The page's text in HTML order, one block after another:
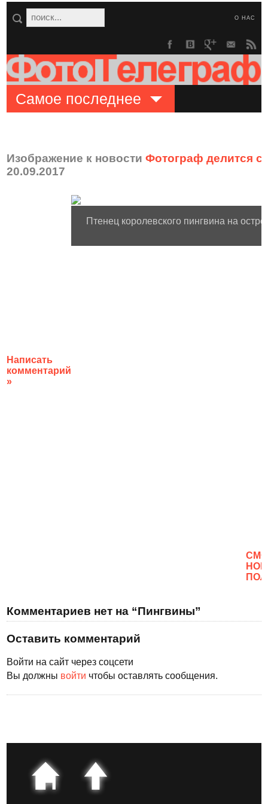
О НАС
Самое последнее
Изображение к новостиФотограф делится
20.09.2017
Написать
комментарий
»
Птенец королевского пингвина на
Комментариев нет на “Пингвины”
Оставить комментарий
Войти на сайт через соцсети
Вы должны войти чтобы оставлять сообщения.